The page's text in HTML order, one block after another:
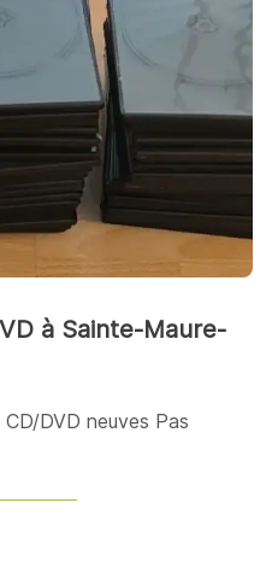
à Sainte-Maure-
DVD neuves Pas